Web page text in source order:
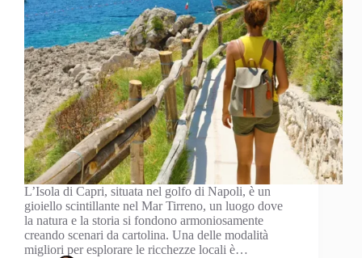
L’Isola di Capri, situata nel golfo di Napoli, è un
gioiello scintillante nel Mar Tirreno, un luogo dove
la natura e la storia si fondono armoniosamente
creando scenari da cartolina. Una delle modalità
migliori per esplorare le ricchezze locali è…